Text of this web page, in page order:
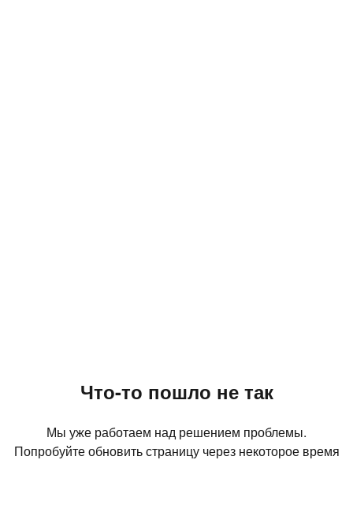
Что-то пошло не так
Мы уже работаем над решением проблемы.
Попробуйте обновить страницу через некоторое время